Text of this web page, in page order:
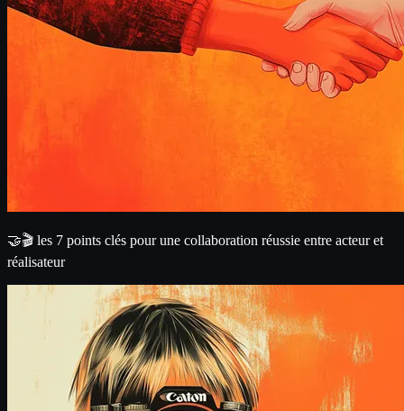
🤝🎬 les 7 points clés pour une collaboration réussie entre acteur et
réalisateur